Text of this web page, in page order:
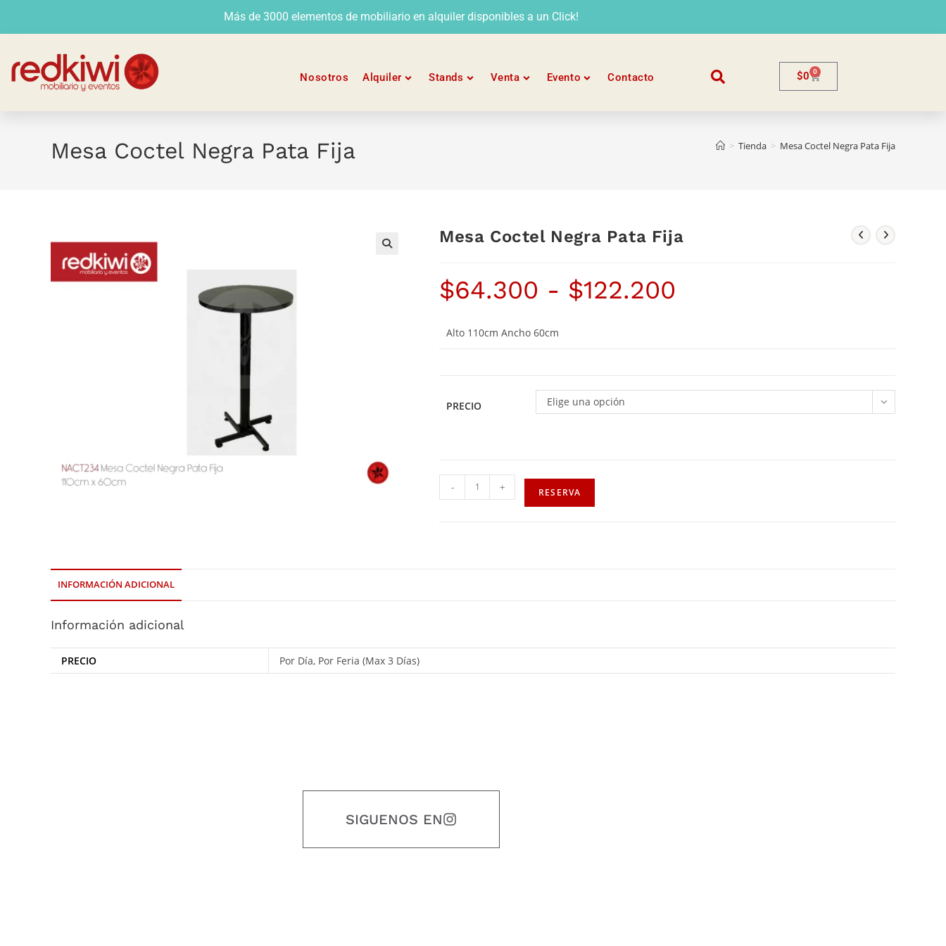
Más de 3000 elementos de mobiliario en alquiler disponibles a un Click!
Nosotros Alquiler Stands Venta Evento Contacto $0 0
Mesa Coctel Negra Pata Fija > Tienda > Mesa Coctel Negra Pata Fija
Mesa Coctel Negra Pata Fija
$64.300 - $122.200
Alto 110cm Ancho 60cm
PRECIO Elige una opción
- + RESERVA
INFORMACIÓN ADICIONAL
Información adicional
PRECIO Por Día, Por Feria (Max 3 Días)
SIGUENOS EN